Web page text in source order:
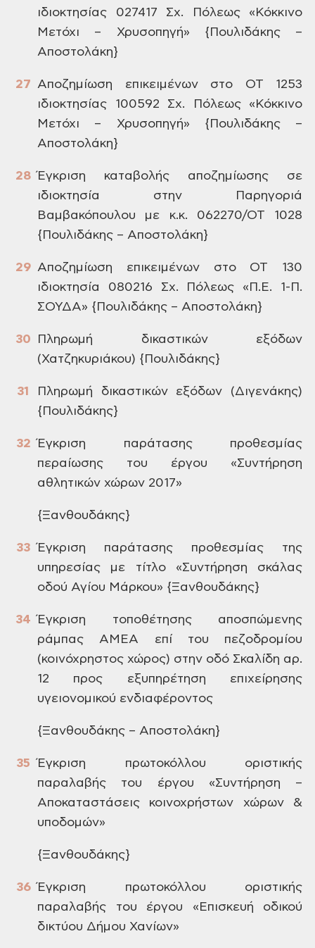
ιδιοκτησίας 027417 Σχ. Πόλεως «Κόκκινο
Μετόχι – Χρυσοπηγή» {Πουλιδάκης–
Αποστολάκη}
Αποζημίωση επικειμένων στο ΟΤ 1253
ιδιοκτησίας 100592 Σχ. Πόλεως «Κόκκινο
Μετόχι – Χρυσοπηγή» {Πουλιδάκης–
Αποστολάκη}
Έγκριση καταβολής αποζημίωσης σε
ιδιοκτησία
στην Παρηγοριά
Βαμβακόπουλου με κ.κ. 062270/ΟΤ 1028
{Πουλιδάκης – Αποστολάκη}
Αποζημίωση επικειμένων στο ΟΤ 130
ιδιοκτησία 080216 Σχ. Πόλεως «Π.Ε. 1-Π.
ΣΟΥΔΑ» {Πουλιδάκης – Αποστολάκη}
Πληρωμή δικαστικών εξόδων
(Χατζηκυριάκου) {Πουλιδάκης}
Πληρωμή δικαστικών εξόδων (Διγενάκης)
{Πουλιδάκης}
Έγκριση παράτασης προθεσμίας
περαίωσης του έργου «Συντήρηση
αθλητικών χώρων 2017»
{Ξανθουδάκης}
Έγκριση παράτασης προθεσμίας της
υπηρεσίας με τίτλο «Συντήρηση σκάλας
οδού Αγίου Μάρκου» {Ξανθουδάκης}
Έγκριση τοποθέτησης αποσπώμενης
ράμπας ΑΜΕΑ επί του πεζοδρομίου
(κοινόχρηστος χώρος) στην οδό Σκαλίδη αρ.
12 προς εξυπηρέτηση επιχείρησης
υγειονομικού ενδιαφέροντος
{Ξανθουδάκης – Αποστολάκη}
Έγκριση πρωτοκόλλου οριστικής
παραλαβής του έργου «Συντήρηση –
Αποκαταστάσεις κοινοχρήστων χώρων &
υποδομών»
{Ξανθουδάκης}
Έγκριση πρωτοκόλλου οριστικής
παραλαβής του έργου «Επισκευή οδικού
δικτύου Δήμου Χανίων»